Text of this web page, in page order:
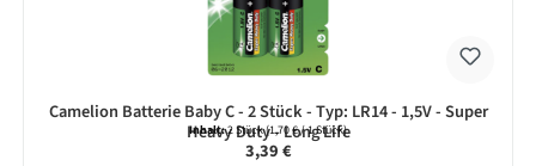
Camelion Batterie Baby C - 2 Stück - Typ: LR14 - 1,5V - Super
Heavy Duty - Long Life
Inhalt:2 Stück(1,70 € / 1 Stück)
Regulärer Preis:
3,39 €